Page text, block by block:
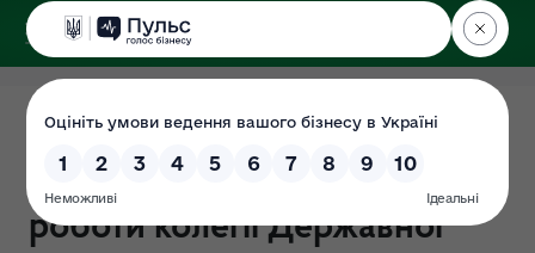
ДЕРЖЕКОІНСПЕКЦІЯ
Поліського округу
Наказ 136-ОД від 16.06.2022
"Про затвердження плану
роботи колегії Державної